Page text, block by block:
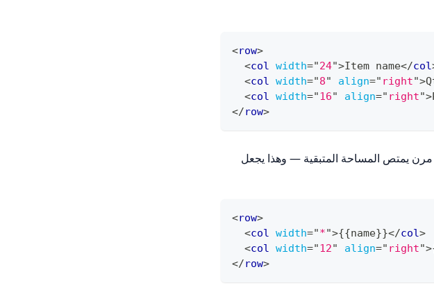
<row>
<col width="24">Item name</col
<col width="8" align=" right">
<col width="16" align=" right">
</row>
مرن يمتص المساحة المتبقية — وهذا يجعل
<row>
<col width="*">{{name}}</col>
<col width="12" align=" right">
</row>